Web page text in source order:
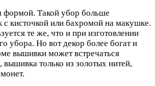
формой. Такой убор больше
с кисточкой или бахромой на макушке.
те же, что и при изготовлении
убора. Но вот декор более богат и
вышивки может встречаться
вышивка только из золотых нитей,